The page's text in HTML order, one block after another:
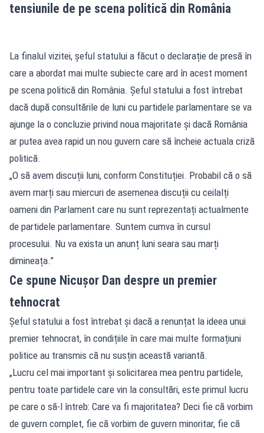
tensiunile de pe scena politică din România
La finalul vizitei, șeful statului a făcut o declarație de presă în
care a abordat mai multe subiecte care ard în acest moment
pe scena politică din România. Șeful statului a fost întrebat
dacă după consultările de luni cu partidele parlamentare se va
ajunge la o concluzie privind noua majoritate și dacă România
ar putea avea rapid un nou guvern care să încheie actuala criză
politică.
„O să avem discuții luni, conform Constituției. Probabil că o să
avem marți sau miercuri de asemenea discuții cu ceilalți
oameni din Parlament care nu sunt reprezentați actualmente
de partidele parlamentare. Suntem cumva în cursul
procesului. Nu va exista un anunț luni seara sau marți
dimineața.”
Ce spune Nicușor Dan despre un premier
tehnocrat
Șeful statului a fost întrebat și dacă a renunțat la ideea unui
premier tehnocrat, în condițiile în care mai multe formațiuni
politice au transmis că nu susțin această variantă.
„Lucru cel mai important și solicitarea mea pentru partidele,
pentru toate partidele care vin la consultări, este primul lucru
pe care o să-l întreb: Care va fi majoritatea? Deci fie că vorbim
de guvern complet, fie că vorbim de guvern minoritar, fie că